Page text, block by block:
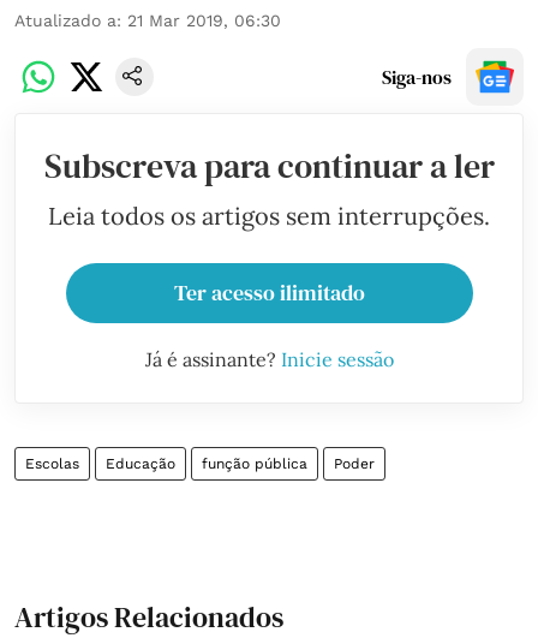
Atualizado a: 21 Mar 2019, 06:30
Siga-nos
Subscreva para continuar a ler
Leia todos os artigos sem interrupções.
Ter acesso ilimitado
Já é assinante? Inicie sessão
Escolas Educação função pública Poder
Artigos Relacionados